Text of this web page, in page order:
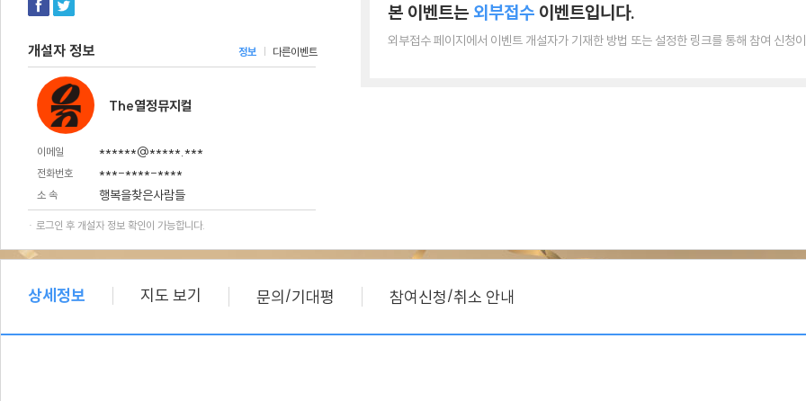
개설자 정보 정보 다른이벤트
The열정뮤지컬
이메일 ******@*****.***
전화번호 ***-****-****
소 속 행복을찾은사람들
· 로그인 후 개설자 정보 확인이 가능합니다.
본 이벤트는 외부접수 이벤트입니다.
외부접수 페이지에서 이벤트 개설자가 기재한 방법 또는 설정한 링크를 통해 참여 신청
상세정보 지도 보기 문의/기대평 참여신청/취소 안내